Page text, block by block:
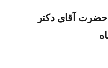
حضرت آقای دکتر